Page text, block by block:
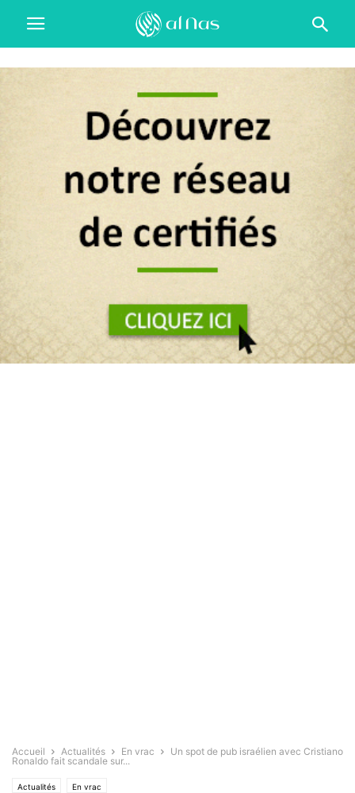
Accueil Actualités En vrac
Un spot de pub israélien avec Cristiano
Ronaldo fait scandale sur...
Actualités En vrac